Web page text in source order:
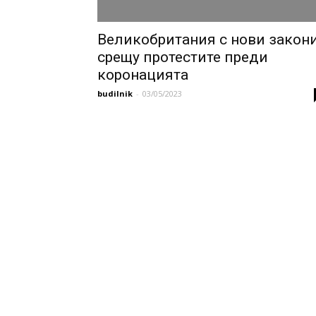
Великобритания с нови
срещу протестите преди
коронацията
budilnik - 03/05/2023